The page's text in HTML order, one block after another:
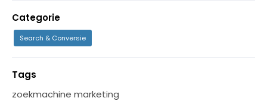
Categorie
Search & Conversie
Tags
zoekmachine marketing